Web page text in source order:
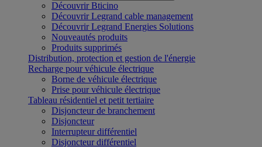
Découvrir Bticino
Découvrir Legrand cable management
Découvrir Legrand Energies Solutions
Nouveautés produits
Produits supprimés
Distribution, protection et gestion de l'énergie
Recharge pour véhicule électrique
Borne de véhicule électrique
Prise pour véhicule électrique
Tableau résidentiel et petit tertiaire
Disjoncteur de branchement
Disjoncteur
Interrupteur différentiel
Disjoncteur différentiel